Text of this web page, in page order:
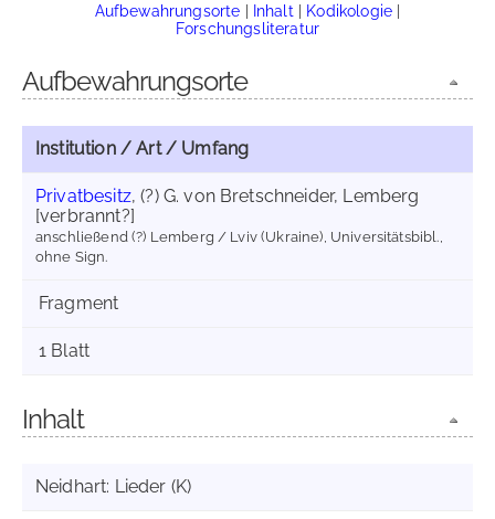
Aufbewahrungsorte | Inhalt | Kodikologie |
Forschungsliteratur
Aufbewahrungsorte
Institution / Art / Umfang
Privatbesitz, (?) G. von Bretschneider, Lemberg
[verbrannt?]
anschließend (?) Lemberg / Lviv (Ukraine), Universitätsbibl.,
ohne Sign.
Fragment
1 Blatt
Inhalt
Neidhart: Lieder (K)